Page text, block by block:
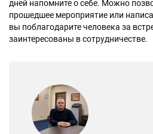
дней напомните о себе. Можно
прошедшее мероприятие или
вы поблагодарите человека за
заинтересованы в сотрудничестве.